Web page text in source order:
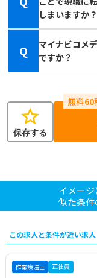
しまいますか？
Q
マイナビコメ
ですか？
star
保存する
イメー
似た条件
この求人と条件が近い求人
作業療法士 正社員